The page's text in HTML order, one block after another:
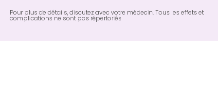
Pour plus de détails, discutez avec votre médecin. Tous les effets et
complications ne sont pas répertoriés